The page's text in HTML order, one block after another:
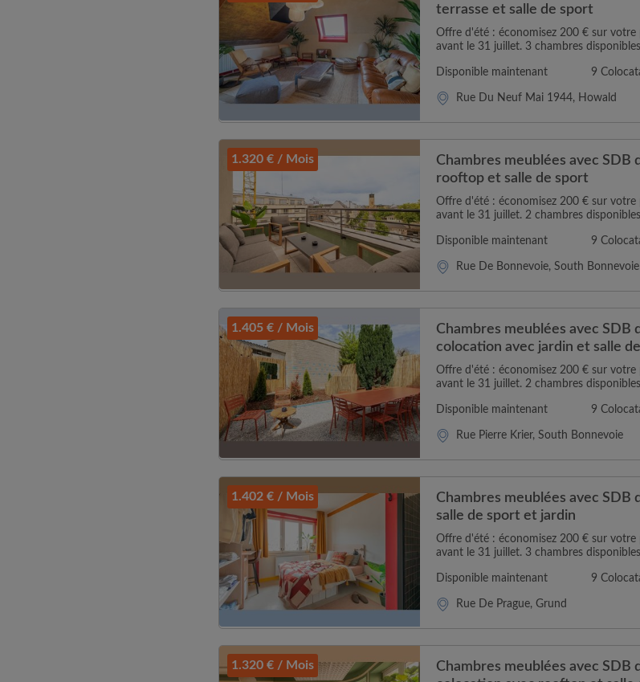
terrasse et salle de sport
Offre d'été : économisez 200 € sur
avant le 31 juillet. 3 chambres
Disponible maintenant 9
Rue Du Neuf Mai 1944, Howald
1.320 € / Mois
Chambres meublées avec SDB
rooftop et salle de sport
Offre d'été : économisez 200 € sur
avant le 31 juillet. 2 chambres
Disponible maintenant 9
Rue De Bonnevoie, South Bonnevoie
1.405 € / Mois
Chambres meublées avec SDB
colocation avec jardin et salle
Offre d'été : économisez 200 € sur
avant le 31 juillet. 2 chambres
Disponible maintenant 9
Rue Pierre Krier, South Bonnevoie
1.402 € / Mois
Chambres meublées avec SDB
salle de sport et jardin
Offre d'été : économisez 200 € sur
avant le 31 juillet. 3 chambres
Disponible maintenant 9
Rue De Prague, Grund
1.320 € / Mois
Chambres meublées avec SDB